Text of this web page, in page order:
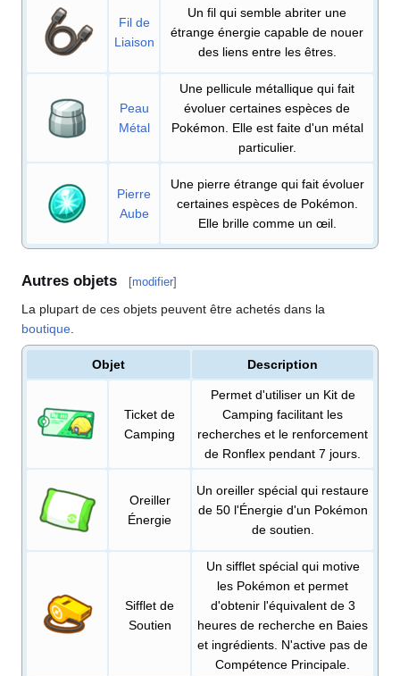
Fil de
Liaison
Un fil qui semble abriter une
étrange énergie capable de nouer
des liens entre les êtres.
Peau
Métal
Une pellicule métallique qui fait
évoluer certaines espèces de
Pokémon. Elle est faite d'un métal
particulier.
Pierre
Aube
Une pierre étrange qui fait évoluer
certaines espèces de Pokémon.
Elle brille comme un œil.
Autres objets [modifier]
La plupart de ces objets peuvent être achetés dans la
boutique
Objet Description
Ticket de
Camping
Permet d'utiliser un Kit de
Camping facilitant les
recherches et le renforcement
de Ronflex pendant 7 jours.
Oreiller
Énergie
Un oreiller spécial qui restaure
de 50 l'Énergie d'un Pokémon
de soutien.
Sifflet de
Soutien
Un sifflet spécial qui motive
les Pokémon et permet
d'obtenir l'équivalent de 3
heures de recherche en Baies
et ingrédients. N'active pas de
Compétence Principale.